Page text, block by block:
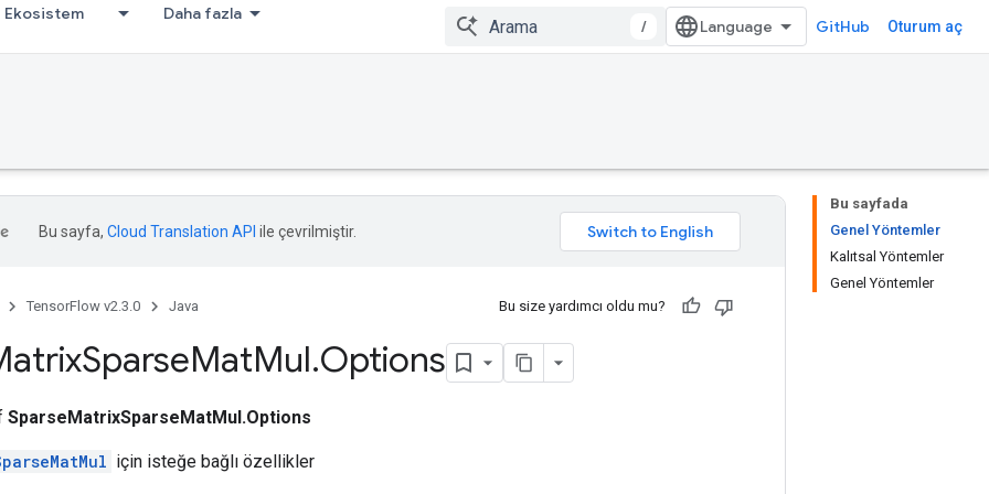
Ekosistem Daha fazla
/ GitHub Oturum aç
Bu sayfada
Genel Yöntemler
Kalıtsal Yöntemler
Genel Yöntemler
Bu sayfa, Cloud Translation API ile çevrilmiştir.
TensorFlow v2.3.0 Java Bu size yardımcı oldu mu?
SparseMatMul.Options
SparseMatrixSparseMatMul.Options
için isteğe bağlı özellikler